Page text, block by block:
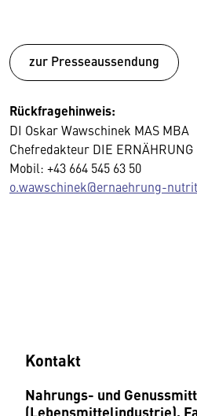
zur Presseaussendung
Rückfragehinweis:
DI Oskar Wawschinek MAS MBA
Chefredakteur DIE ERNÄHRUNG
Mobil: +43 664 545 63 50
o.wawschinek@ernaehrung-
Kontakt
Nahrungs- und
(Lebensmittelindustrie),